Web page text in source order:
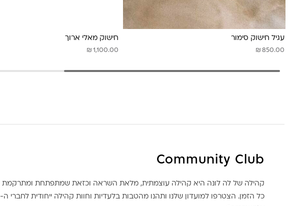
עגיל חישוק סימור
₪ 850.00
חישוק מאלי ארוך
₪ 1,100.00
Community Club
קהילה של לה לונה היא קהילה עוצמתית, מלאת השראה וכזאת שמתפתחת ומתרקמת
כל הזמן. הצטרפו למועדון שלנו ותהנו מהטבות בלעדיות וחוות קהילה ייחודית לחברי ה-